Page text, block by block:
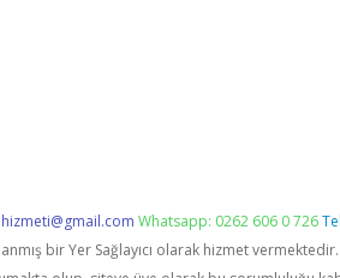
Whatsapp: 0262 606 0 726
bir Yer Sağlayıcı olarak hizmet